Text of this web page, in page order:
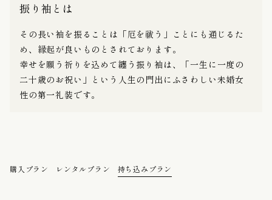
振り袖とは
その長い袖を振ることは「厄を祓う」ことにも通じるた
め、縁起が良いものとされております。
幸せを願う祈りを込めて纏う振り袖は、「一生に一度の
二十歳のお祝い」という人生の門出にふさわしい未婚女
性の第一礼装です。
購入プラン レンタルプラン 持ち込みプラン